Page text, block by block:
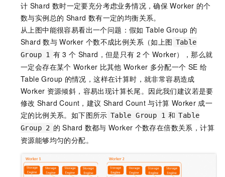
计 Shard 数时一定要充分考虑业务情况，确保 Worker 的个
数与实例总的 Shard 数有一定的均衡关系。
从上图中能很容易看出一个问题：假如 Table Group 的
Shard 数与 Worker 个数不成比例关系（如上图 Table
Group 1 有 3 个 Shard，但是只有 2 个 Worker），那么就
一定会存在某个 Worker 比其他 Worker 多分配一个 SE 给
Table Group 的情况，这样在计算时，就非常容易造成
Worker 资源倾斜，容易出现计算长尾。因此我们建议若是要
修改 Shard Count，建议 Shard Count 与计算 Worker 成一
定的比例关系。如下图所示 Table Group 1 和 Table
Group 2 的 Shard 数都与 Worker 个数存在倍数关系，计算
资源能够均匀的分配。